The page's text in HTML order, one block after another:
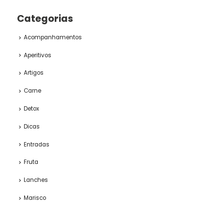
Categorias
Acompanhamentos
Aperitivos
Artigos
Carne
Detox
Dicas
Entradas
Fruta
Lanches
Marisco